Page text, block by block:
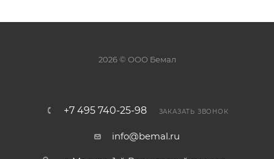
2026 © ООО Бемал
+7 495 740-25-98 ЗАКАЗАТЬ ЗВОНОК
info@bemal.ru